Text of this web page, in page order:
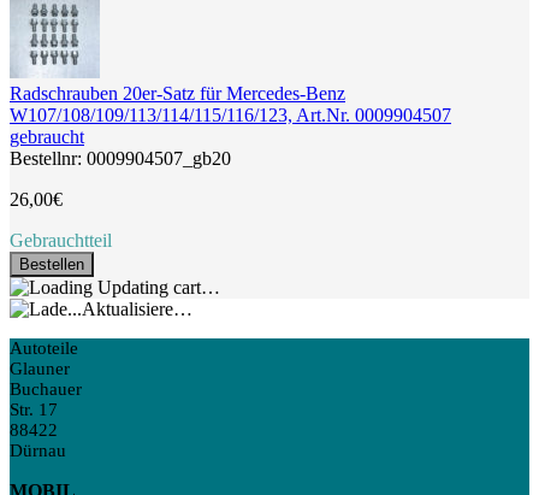
Radschrauben 20er-Satz für Mercedes-Benz
W107/108/109/113/114/115/116/123, Art.Nr. 0009904507
gebraucht
Bestellnr: 0009904507_gb20
26,00€
Gebrauchtteil
Bestellen
Updating cart…
Aktualisiere…
Autoteile
Glauner
Buchauer
Str. 17
88422
Dürnau
MOBIL